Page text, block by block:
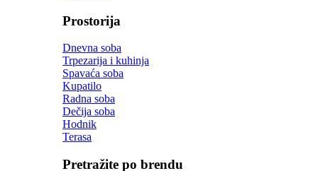
Prostorija
Dnevna soba
Trpezarija i kuhinja
Spavaća soba
Kupatilo
Radna soba
Dečija soba
Hodnik
Terasa
Pretražite po brendu